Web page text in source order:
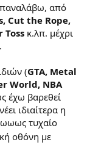
από
Cut the Rope,
Toss κ.λπ. μέχρι
.
(GTA, Metal
World, NBA
έχω βαρεθεί
ιδιαίτερα η
τυχαίο
οθόνη με